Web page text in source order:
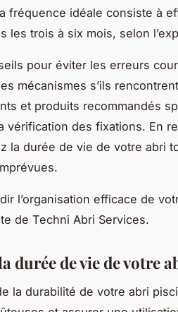
fréquence idéale consiste à
les trois à six mois, selon
pour éviter les erreurs
mécanismes s’ils
et produits recommandés
vérification des fixations. En
la durée de vie de votre abri
l’organisation efficace de
de Techni Abri Services.
durée de vie de votre
la durabilité de votre abri